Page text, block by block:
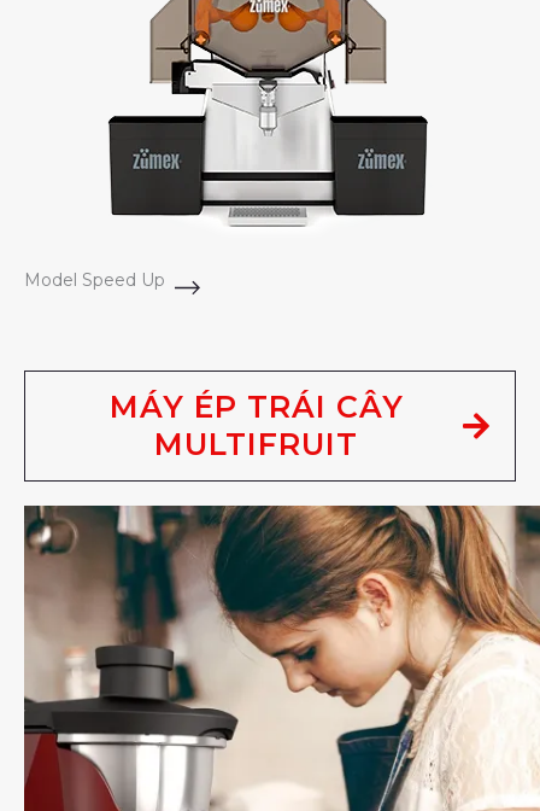
Model Speed Up
MÁY ÉP TRÁI CÂY
MULTIFRUIT